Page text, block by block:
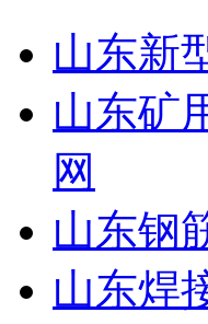
山东新
山东矿
网
山东钢
山东焊